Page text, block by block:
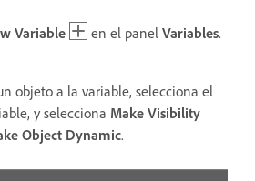
Variable en el panel Variables.
objeto a la variable, selecciona el
y selecciona Make Visibility
Object Dynamic.